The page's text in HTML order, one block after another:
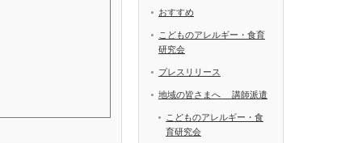
おすすめ
こどものアレルギー・食育
研究会
プレスリリース
地域の皆さまへ 講師派遣
こどものアレルギー・食
育研究会